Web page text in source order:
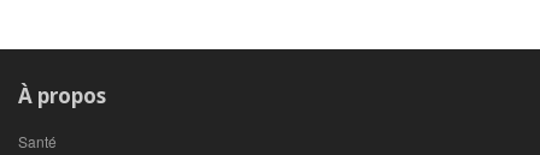
À propos
Santé